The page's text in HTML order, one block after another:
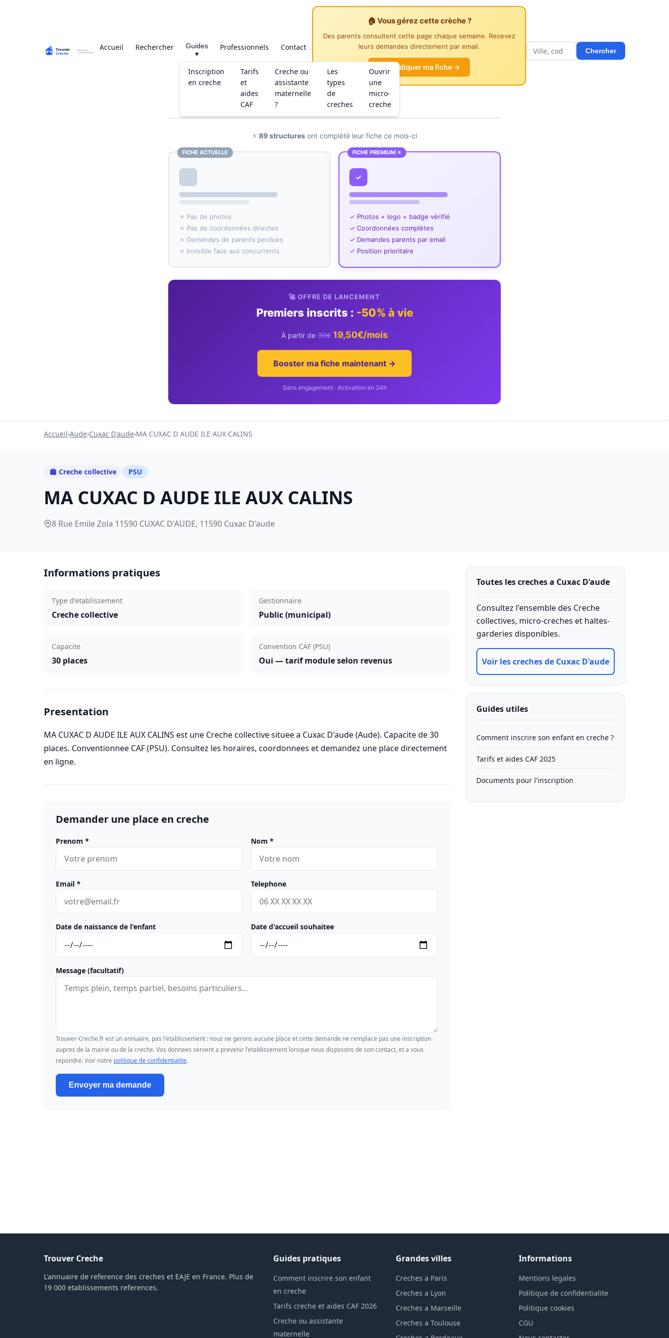
Accueil Rechercher
Guides
▾
Inscription
en creche
Tarifs
et
aides
CAF
Creche ou
assistante
maternelle
?
Les
types
de
creches
Ouvrir
une
micro-
creche
Professionnels Contact
🏠 Vous gérez cette crèche ?
Des parents consultent cette page chaque semaine. Recevez
leurs demandes directement par email.
Revendiquer ma fiche →
Chercher
⚡ 89 structuresont complété leur fiche ce mois-ci
FICHE ACTUELLE
✗ Pas de photos
✗ Pas de coordonnées directes
✗ Demandes de parents perdues
✗ Invisible face aux concurrents
FICHE PREMIUM ⭐
✓
✓ Photos + logo + badge vérifié
✓ Coordonnées complètes
✓ Demandes parents par email
✓ Position prioritaire
🚀 OFFRE DE LANCEMENT
Premiers inscrits : -50% à vie
À partir de 39€ 19,50€/mois
Booster ma fiche maintenant →
Sans engagement · Activation en 24h
Accueil›Aude›Cuxac D'aude›MA CUXAC D AUDE ILE AUX CALINS
🏫 Creche collective PSU
MA CUXAC D AUDE ILE AUX CALINS
8 Rue Emile Zola 11590 CUXAC D'AUDE, 11590 Cuxac D'aude
Informations pratiques
Type d'etablissement
Creche collective
Gestionnaire
Public (municipal)
Capacite
30 places
Convention CAF (PSU)
Oui — tarif module selon revenus
Presentation
MA CUXAC D AUDE ILE AUX CALINS est une Creche collective situee a Cuxac D'aude (Aude). Capacite de 30
places. Conventionnee CAF (PSU). Consultez les horaires, coordonnees et demandez une place directement
en ligne.
Demander une place en creche
Prenom * Nom *
Email * Telephone
Date de naissance de l'enfant Date d'accueil souhaitee
Message (facultatif)
Trouver-Creche.fr est un annuaire, pas l'etablissement : nous ne gerons aucune place et cette demande ne remplace pas une inscription
aupres de la mairie ou de la creche. Vos donnees servent a prevenir l'etablissement lorsque nous disposons de son contact, et a vous
repondre. Voir notre politique de confidentialite.
Envoyer ma demande
Toutes les creches a Cuxac D'aude
Consultez l'ensemble des Creche
collectives, micro-creches et haltes-
garderies disponibles.
Voir les creches de Cuxac D'aude
Guides utiles
Comment inscrire son enfant en creche ?
Tarifs et aides CAF 2025
Documents pour l'inscription
Trouver Creche
L'annuaire de reference des creches et EAJE en France. Plus de
19 000 etablissements references.
Guides pratiques
Comment inscrire son enfant
en creche
Tarifs creche et aides CAF 2026
Creche ou assistante
maternelle
Grandes villes
Creches a Paris
Creches a Lyon
Creches a Marseille
Creches a Toulouse
Informations
Mentions legales
Politique de confidentialite
Politique cookies
CGU